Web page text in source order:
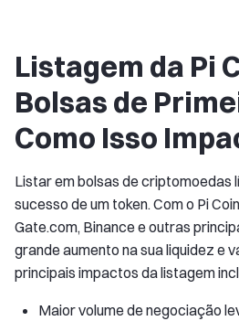
Listagem da Pi
Bolsas de
Como Isso
Listar em bolsas de criptomoedas
sucesso de um token. Com o Pi
Gate.com, Binance e outras
grande aumento na sua liquidez e
principais impactos da listagem
Maior volume de negociação